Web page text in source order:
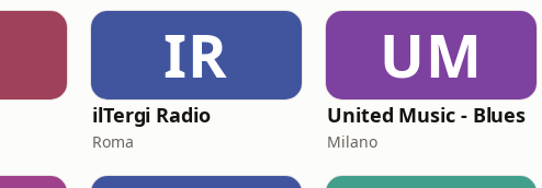
IR
ilTergi Radio
Roma
UM
United Music - Blues
Milano